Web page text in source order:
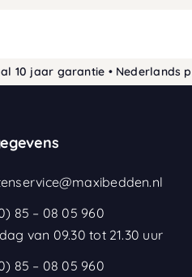
garantie • Nederlands
85 – 08 05 960
van 09.30 tot 21.30 uur
85 – 08 05 960